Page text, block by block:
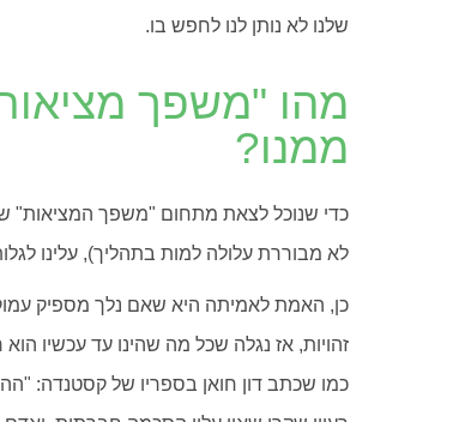
שלנו לא נותן לנו לחפש בו.
מהו "משפך
ממנו?
כדי שנוכל לצאת מתחום "משפך המציאות"
לא מבוררת עלולה למות בתהליך), עלינו
כן, האמת לאמיתה היא שאם נלך מספיק
זהויות, אז נגלה שכל מה שהינו עד עכשיו הוא
כמו שכתב דון חואן בספריו של קסטנדה: